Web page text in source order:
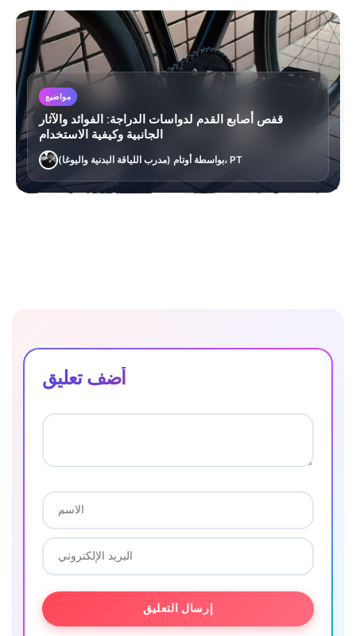
مواضيع
قفص أصابع القدم لدواسات الدراجة: الفوائد والآثار
الجانبية وكيفية الاستخدام
بواسطة أوتام (مدرب اللياقة البدنية واليوغا)، PT
أضف تعليق